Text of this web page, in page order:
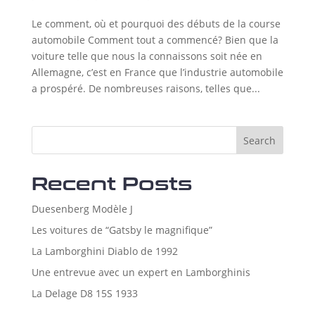
Le comment, où et pourquoi des débuts de la course
automobile Comment tout a commencé? Bien que la
voiture telle que nous la connaissons soit née en
Allemagne, c’est en France que l’industrie automobile
a prospéré. De nombreuses raisons, telles que...
Search
Recent Posts
Duesenberg Modèle J
Les voitures de “Gatsby le magnifique”
La Lamborghini Diablo de 1992
Une entrevue avec un expert en Lamborghinis
La Delage D8 15S 1933